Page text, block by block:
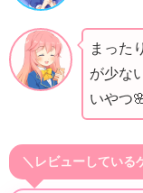
まった
が少な
いやつ
＼レビューしている